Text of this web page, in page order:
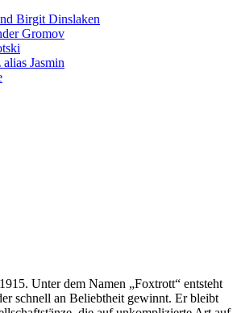
Birgit Dinslaken
Gromov
Jasmin
Unter dem Namen „Foxtrott“ entsteht
schnell an Beliebtheit gewinnt. Er bleibt